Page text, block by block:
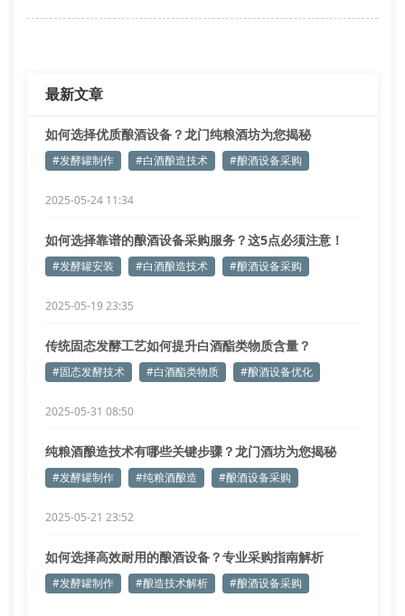
以己酸乙酯含量为例，需控制在
最新文章
如何选择优质酿酒设备？龙门纯粮酒坊为您揭秘
#发酵罐制作 #白酒酿造技术 #酿酒设备采购
2025-05-24 11:34
如何选择靠谱的酿酒设备采购服务？这5点必须注意！
#发酵罐安装 #白酒酿造技术 #酿酒设备采购
2025-05-19 23:35
传统固态发酵工艺如何提升白酒酯类物质含量？
#固态发酵技术 #白酒酯类物质 #酿酒设备优化
2025-05-31 08:50
纯粮酒酿造技术有哪些关键步骤？龙门酒坊为您揭秘
#发酵罐制作 #纯粮酒酿造 #酿酒设备采购
2025-05-21 23:52
如何选择高效耐用的酿酒设备？专业采购指南解析
#发酵罐制作 #酿造技术解析 #酿酒设备采购